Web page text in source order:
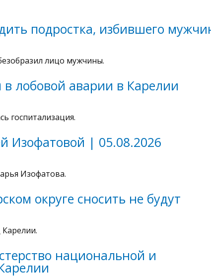
подростка, избившего
лицо мужчины.
лобовой аварии в Карелии
госпитализация.
Изофатовой | 05.08.2026
Изофатова.
округе сносить не будут
национальной и